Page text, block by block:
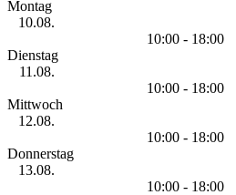
Montag
10.08.
10:00 - 18:00
Dienstag
11.08.
10:00 - 18:00
Mittwoch
12.08.
10:00 - 18:00
Donnerstag
13.08.
10:00 - 18:00